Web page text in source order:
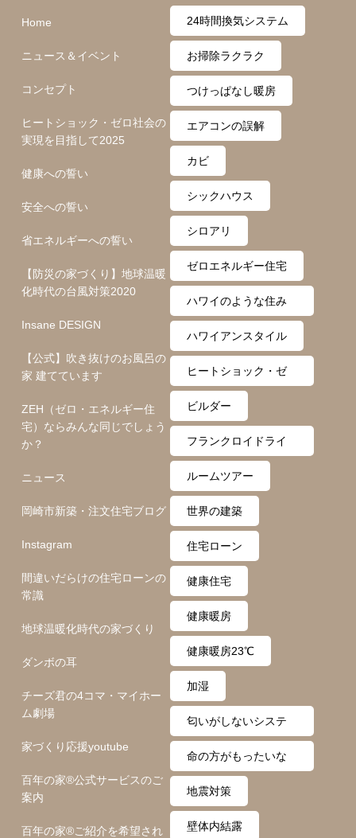
Home
ニュース＆イベント
コンセプト
ヒートショック・ゼロ社会の
実現を目指して2025
健康への誓い
安全への誓い
省エネルギーへの誓い
【防災の家づくり】地球温暖
化時代の台風対策2020
Insane DESIGN
【公式】吹き抜けのお風呂の
家 建てています
ZEH（ゼロ・エネルギー住
宅）ならみんな同じでしょう
か？
ニュース
岡崎市新築・注文住宅ブログ
Instagram
間違いだらけの住宅ローンの
常識
地球温暖化時代の家づくり
ダンボの耳
チーズ君の4コマ・マイホー
ム劇場
家づくり応援youtube
百年の家®️公式サービスのご
案内
百年の家®️ご紹介を希望され
24時間換気システム
お掃除ラクラク
つけっぱなし暖房
エアコンの誤解
カビ
シックハウス
シロアリ
ゼロエネルギー住宅
ハワイのような住み
心地
ハワイアンスタイル
ヒートショック・ゼ
ロ月間
ビルダー
フランクロイドライ
ト
ルームツアー
世界の建築
住宅ローン
健康住宅
健康暖房
健康暖房23℃
加湿
匂いがしないシステ
ム
命の方がもったいな
い
地震対策
壁体内結露